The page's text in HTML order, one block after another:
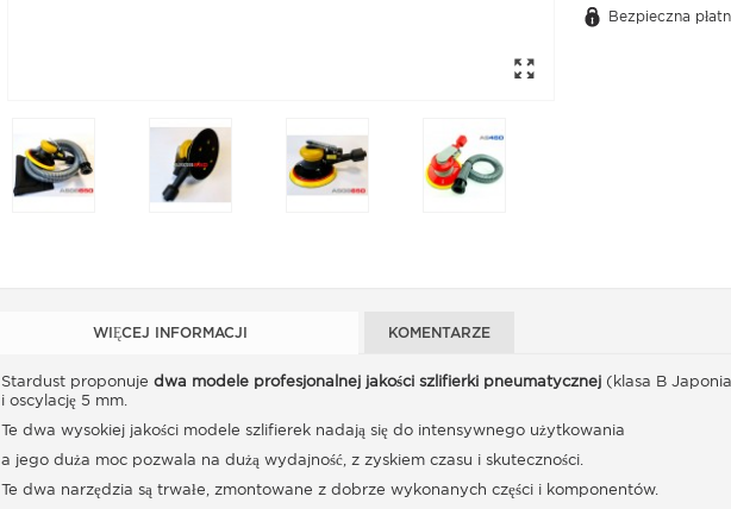
Bezpieczna
WIĘCEJ INFORMACJI KOMENTARZE
Stardust proponuje dwa modele profesjonalnej jakości szlifierki pneumatycznej (klasa B
i oscylację 5 mm.
Te dwa wysokiej jakości modele szlifierek nadają się do intensywnego użytkowania
a jego duża moc pozwala na dużą wydajność, z zyskiem czasu i skuteczności.
Te dwa narzędzia są trwałe, zmontowane z dobrze wykonanych części i komponentów.